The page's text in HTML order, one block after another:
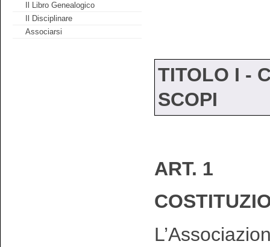
Il Libro Genealogico
Il Disciplinare
Associarsi
TITOLO I -
SCOPI
ART. 1